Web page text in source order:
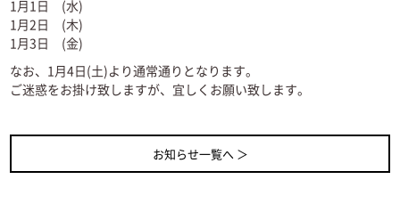
1月1日 (水)
1月2日 (木)
1月3日 (金)
なお、1月4日(土)より通常通りとなります。
ご迷惑をお掛け致しますが、宜しくお願い致します。
お知らせ一覧へ ＞